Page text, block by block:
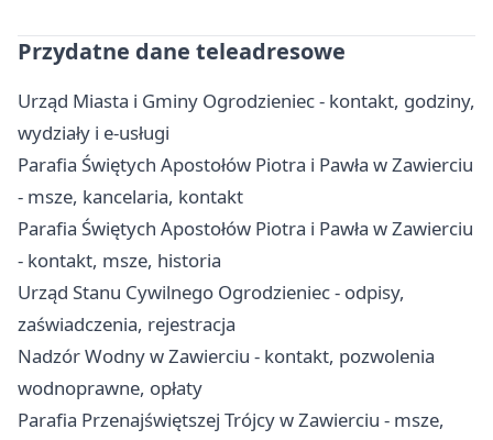
Przydatne dane teleadresowe
Urząd Miasta i Gminy Ogrodzieniec - kontakt, godziny,
wydziały i e-usługi
Parafia Świętych Apostołów Piotra i Pawła w Zawierciu
- msze, kancelaria, kontakt
Parafia Świętych Apostołów Piotra i Pawła w Zawierciu
- kontakt, msze, historia
Urząd Stanu Cywilnego Ogrodzieniec - odpisy,
zaświadczenia, rejestracja
Nadzór Wodny w Zawierciu - kontakt, pozwolenia
wodnoprawne, opłaty
Parafia Przenajświętszej Trójcy w Zawierciu - msze,